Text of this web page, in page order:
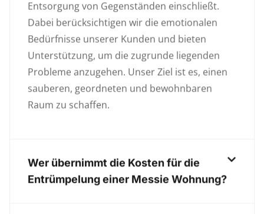
Entsorgung von Gegenständen einschließt.
Dabei berücksichtigen wir die emotionalen
Bedürfnisse unserer Kunden und bieten
Unterstützung, um die zugrunde liegenden
Probleme anzugehen. Unser Ziel ist es, einen
sauberen, geordneten und bewohnbaren
Raum zu schaffen.
Wer übernimmt die Kosten für die
Entrümpelung einer Messie Wohnung?